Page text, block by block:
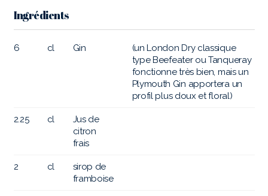
Ingrédients
6 cl Gin
(un London Dry classique
type Beefeater ou Tanqueray
fonctionne très bien, mais un
Plymouth Gin apportera un
profil plus doux et floral)
2.25 cl
Jus de
citron
frais
2 cl
sirop de
framboise